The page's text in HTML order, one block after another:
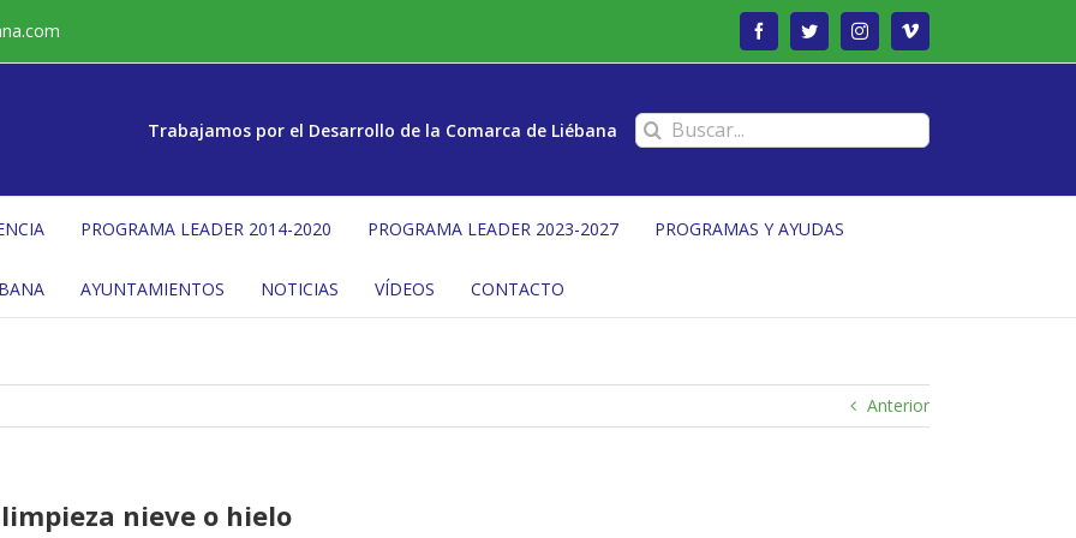
FacebookTwitterInstagramVimeo
Trabajamos por el Desarrollo de la Comarca de Liébana Buscar:
PROGRAMA LEADER 2014-2020 PROGRAMA LEADER 2023-2027 PROGRAMAS Y AYUDAS
AYUNTAMIENTOS NOTICIAS VÍDEOS CONTACTO
Anterior
nieve o hielo